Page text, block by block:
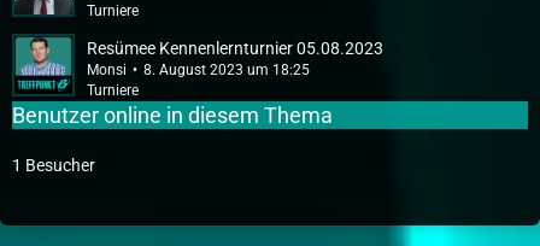
Turniere
Resümee Kennenlernturnier 05.08.2023
Monsi
8. August 2023 um 18:25
Turniere
Benutzer online in diesem Thema
1 Besucher